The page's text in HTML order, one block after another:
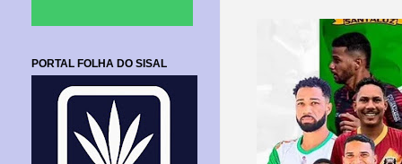
PORTAL FOLHA DO SISAL